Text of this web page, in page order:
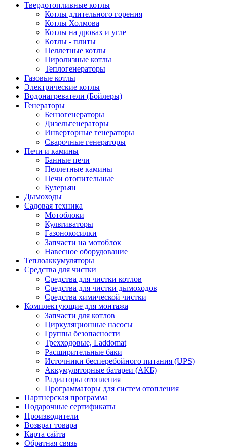
Твердотопливные котлы
Котлы длительного горения
Котлы Холмова
Котлы на дровах и угле
Котлы - плиты
Пеллетные котлы
Пиролизные котлы
Теплогенераторы
Газовые котлы
Электрические котлы
Водонагреватели (Бойлеры)
Генераторы
Бензогенераторы
Дизельгенераторы
Инверторные генераторы
Сварочные генераторы
Печи и камины
Банные печи
Пеллетные камины
Печи отопительные
Булерьян
Дымоходы
Садовая техника
Мотоблоки
Культиваторы
Газонокосилки
Запчасти на мотоблок
Навесное оборудование
Теплоаккумуляторы
Средства для чистки
Средства для чистки котлов
Средства для чистки дымоходов
Средства химической чистки
Комплектующие для монтажа
Запчасти для котлов
Циркуляционные насосы
Группы безопасности
Трехходовые, Laddomat
Расширительные баки
Источники бесперебойного питания (UPS)
Аккумуляторные батареи (АКБ)
Радиаторы отопления
Программаторы для систем отопления
Партнерская программа
Подарочные сертификаты
Производители
Возврат товара
Карта сайта
Обратная связь